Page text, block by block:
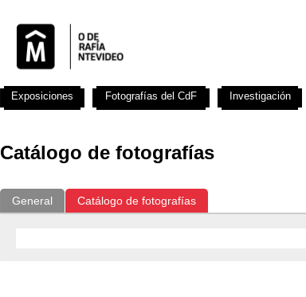
Catálogo de fotografías
General Catálogo de fotografías
Exposiciones Fotografías del CdF Investigación